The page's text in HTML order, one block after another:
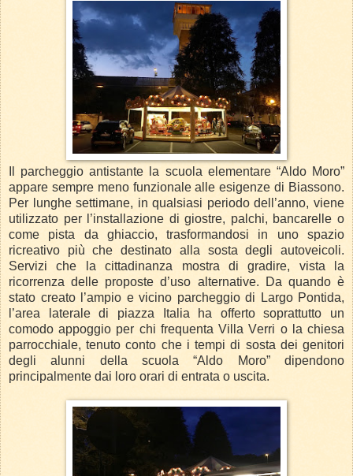
Il parcheggio antistante la scuola elementare “Aldo Moro”
appare sempre meno funzionale alle esigenze di Biassono.
Per lunghe settimane, in qualsiasi periodo dell’anno, viene
utilizzato per l’installazione di giostre, palchi, bancarelle o
come pista da ghiaccio, trasformandosi in uno spazio
ricreativo più che destinato alla sosta degli autoveicoli.
Servizi che la cittadinanza mostra di gradire, vista la
ricorrenza delle proposte d’uso alternative. Da quando è
stato creato l’ampio e vicino parcheggio di Largo Pontida,
l’area laterale di piazza Italia ha offerto soprattutto un
comodo appoggio per chi frequenta Villa Verri o la chiesa
parrocchiale, tenuto conto che i tempi di sosta dei genitori
degli alunni della scuola “Aldo Moro” dipendono
principalmente dai loro orari di entrata o uscita.